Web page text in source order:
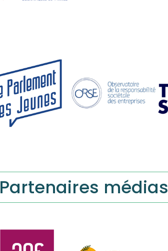
Partenaires médias